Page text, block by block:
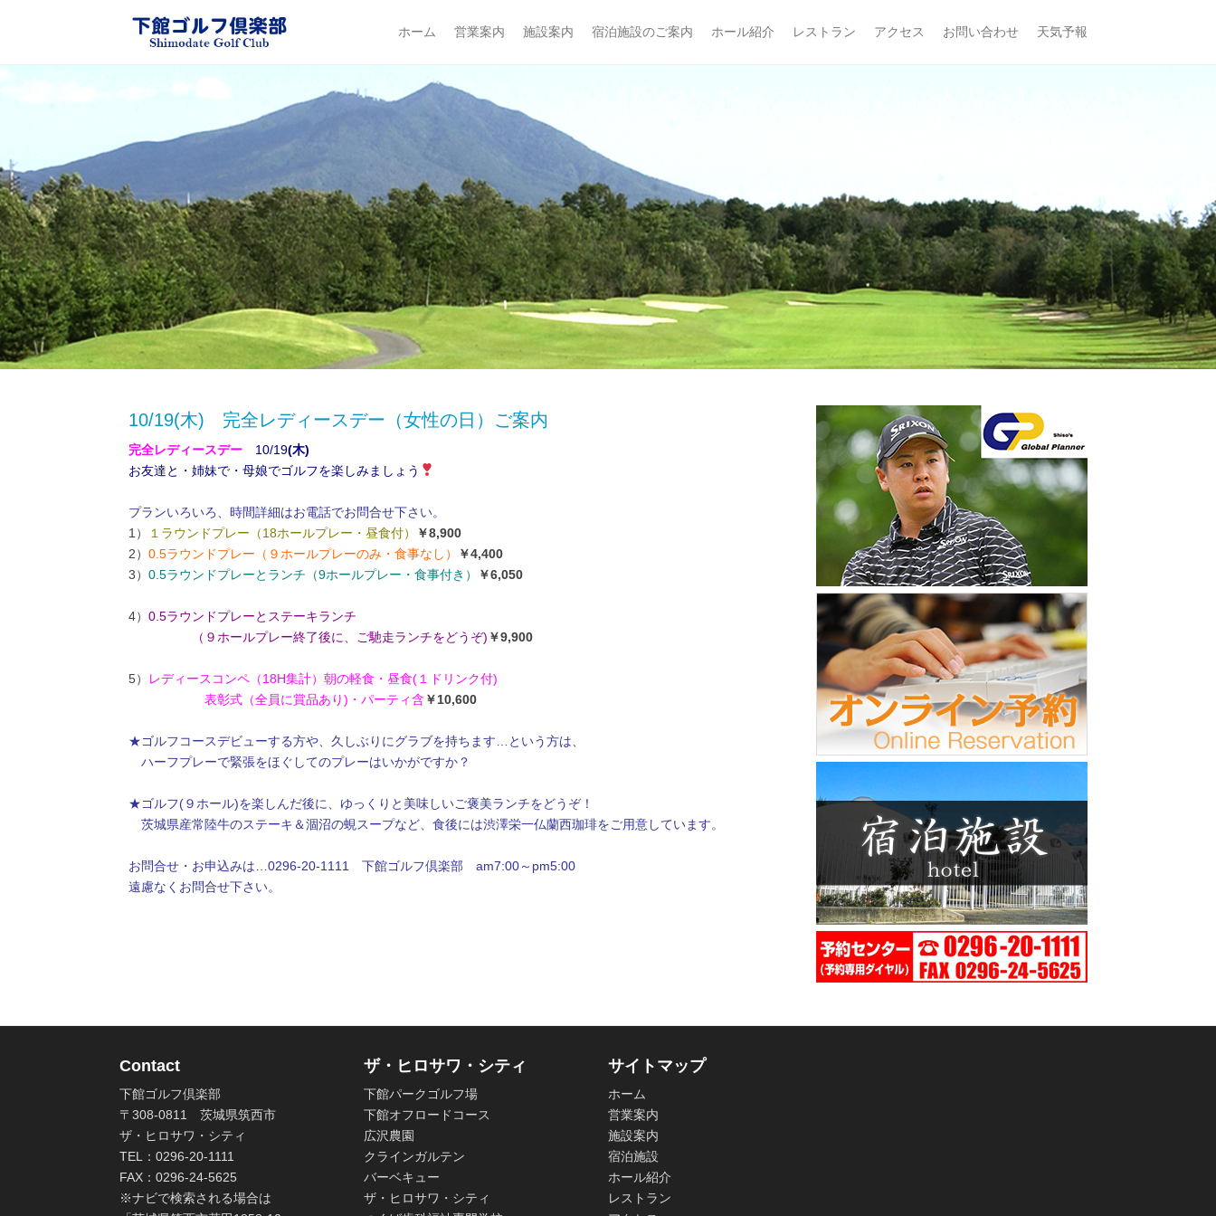
下館ゴルフ倶楽部
Primary Menu
Skip to content
ホーム 営業案内 施設案内 宿泊施設のご案内 ホール紹介 レストラン アクセス お問い合わせ 天気予報
10/19(木) 完全レディースデー（女性の日）ご案内
完全レディースデー 10/19(木)
お友達と・姉妹で・母娘でゴルフを楽しみましょう
プランいろいろ、時間詳細はお電話でお問合せ下さい。
1）
１ラウンドプレー（18ホールプレー・昼食付）
￥8,900
2） 0.5ラウンドプレー（９ホールプレーのみ・食事なし）
￥4,400
3） 0.5ラウンドプレーとランチ（9ホールプレー・食事付き） ￥6,050
4） 0.5ラウンドプレーとステーキランチ
（９ホールプレー終了後に、ご馳走ランチをどうぞ) ￥9,900
5）
レディースコンペ（18H集計）朝の軽食・昼食(１ドリンク付)
表彰式（全員に賞品あり)・パーティ含 ￥10,600
★ゴルフコースデビューする方や、久しぶりにグラブを持ちます…という方は、
ハーフプレーで緊張をほぐしてのプレーはいかがですか？
★ゴルフ(９ホール)を楽しんだ後に、ゆっくりと美味しいご褒美ランチをどうぞ！
茨城県産常陸牛のステーキ＆涸沼の蜆スープなど、食後には渋澤栄一仏蘭西珈琲をご用意しています。
お問合せ・お申込みは…0296-20-1111 下館ゴルフ倶楽部 am7:00～pm5:00
遠慮なくお問合せ下さい。
Contact
下館ゴルフ倶楽部
〒308-0811 茨城県筑西市
ザ・ヒロサワ・シティ
TEL：0296-20-1111
FAX：0296-24-5625
※ナビで検索される場合は
ザ・ヒロサワ・シティ
下館パークゴルフ場
下館オフロードコース
広沢農園
クラインガルテン
バーベキュー
ザ・ヒロサワ・シティ
サイトマップ
ホーム
営業案内
施設案内
宿泊施設
ホール紹介
レストラン